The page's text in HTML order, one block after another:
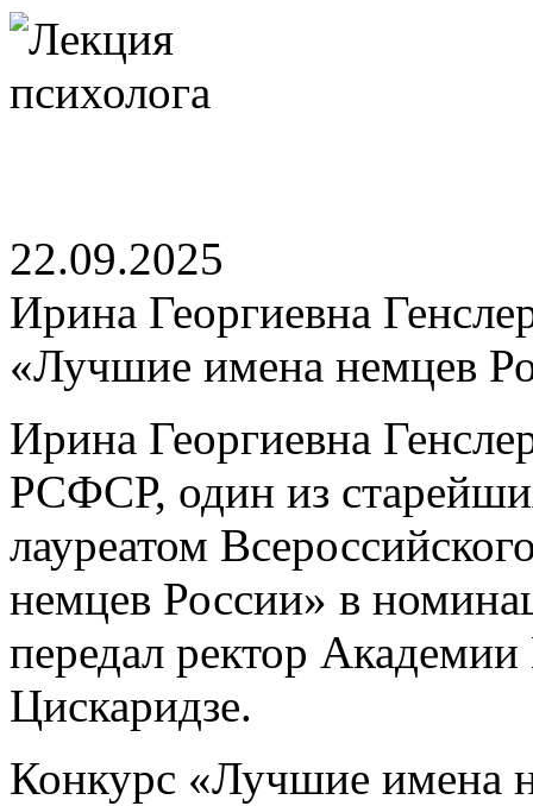
22.09.2025
Ирина Георгиевна
«Лучшие имена немцев
Ирина Георгиевна
РСФСР, один из
лауреатом
немцев России» в
передал ректор
Цискаридзе.
Конкурс «Лучшие имена